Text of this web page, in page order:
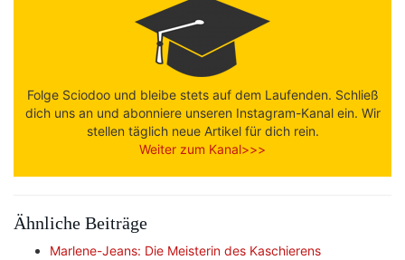
Folge Sciodoo und bleibe stets auf dem Laufenden. Schließ
dich uns an und abonniere unseren Instagram-Kanal ein. Wir
stellen täglich neue Artikel für dich rein.
Weiter zum Kanal>>>
Ähnliche Beiträge
Marlene-Jeans: Die Meisterin des Kaschierens